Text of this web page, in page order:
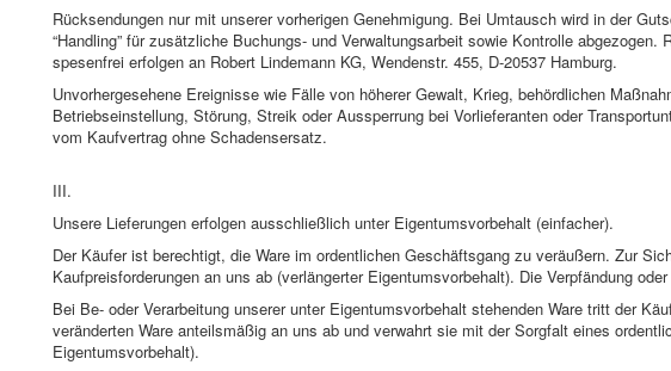
Rücksendungen nur mit unserer vorherigen Genehmigung. Bei Umtausch wird in der
“Handling” für zusätzliche Buchungs- und Verwaltungsarbeit sowie Kontrolle
spesenfrei erfolgen an Robert Lindemann KG, Wendenstr. 455, D-20537 Hamburg.
Unvorhergesehene Ereignisse wie Fälle von höherer Gewalt, Krieg, behördlichen
Betriebseinstellung, Störung, Streik oder Aussperrung bei Vorlieferanten oder
vom Kaufvertrag ohne Schadensersatz.
III.
Unsere Lieferungen erfolgen ausschließlich unter Eigentumsvorbehalt (einfacher).
Der Käufer ist berechtigt, die Ware im ordentlichen Geschäftsgang zu veräußern. Zur
Kaufpreisforderungen an uns ab (verlängerter Eigentumsvorbehalt). Die Verpfändung
Bei Be- oder Verarbeitung unserer unter Eigentumsvorbehalt stehenden Ware tritt der
veränderten Ware anteilsmäßig an uns ab und verwahrt sie mit der Sorgfalt eines
Eigentumsvorbehalt).